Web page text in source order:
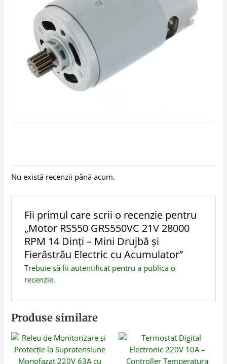
Nu există recenzii până acum.
Fii primul care scrii o recenzie pentru
„Motor RS550 GRS550VC 21V 28000
RPM 14 Dinți – Mini Drujbă și
Fierăstrău Electric cu Acumulator”
Trebuie să fii autentificatpentru a publica o
recenzie.
Produse similare